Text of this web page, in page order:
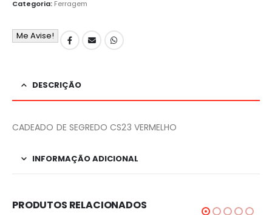
Categoria: Ferragem
Me Avise!
DESCRIÇÃO
CADEADO DE SEGREDO CS23 VERMELHO
INFORMAÇÃO ADICIONAL
PRODUTOS RELACIONADOS